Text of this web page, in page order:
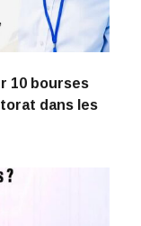
10 bourses
dans les